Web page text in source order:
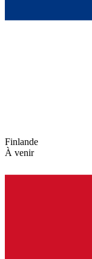
Finlande
À venir